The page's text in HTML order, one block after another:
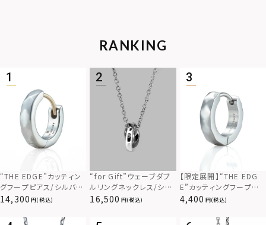
RANKING
“THE EDGE”カッティン
グフープピアス/シルバー
925
14,300 (税込)
“for Gift”ウェーブダブ
ルリングネックレス/シル
バー×ブラック/シルバー
16,500 (税込)
【限定展開】“THE EDG
E”カッティングフープピ
アス/サージカルステンレ
4,400 (税込)